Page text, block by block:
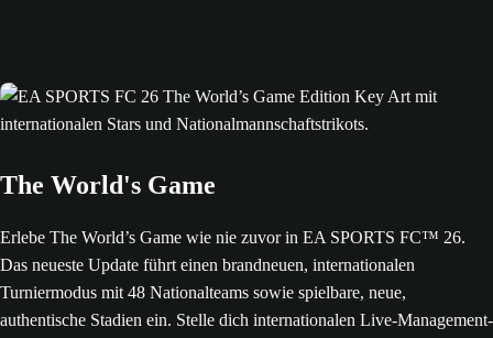
The World's Game
Erlebe The World’s Game wie nie zuvor in EA SPORTS FC™ 26.
Das neueste Update führt einen brandneuen, internationalen
Turniermodus mit 48 Nationalteams sowie spielbare, neue,
authentische Stadien ein. Stelle dich internationalen Live-Management-